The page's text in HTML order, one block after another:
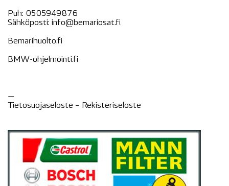
Puh: 0505949876
Sähköposti: info@bemariosat.fi
Bemarihuolto.fi
BMW-ohjelmointi.fi
—
Tietosuojaseloste – Rekisteriseloste